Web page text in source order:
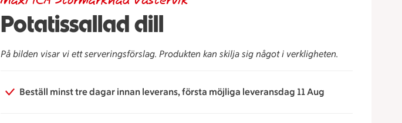
Potatissallad dill
På bilden visar vi ett serveringsförslag. Produkten kan skilja sig något i verkligheten.
Beställ minst tre dagar innan leverans, första möjliga leveransdag 11 Aug